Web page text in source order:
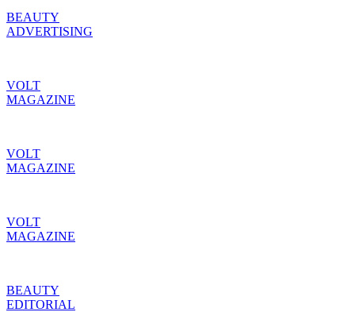
BEAUTY
ADVERTISING
VOLT
MAGAZINE
VOLT
MAGAZINE
VOLT
MAGAZINE
BEAUTY
EDITORIAL